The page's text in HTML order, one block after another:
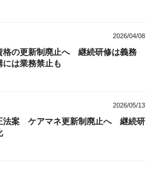
2026/04/08
格の更新制廃止へ 継続研修は義務
には業務禁止も
2026/05/13
法案 ケアマネ更新制廃止へ 継続研